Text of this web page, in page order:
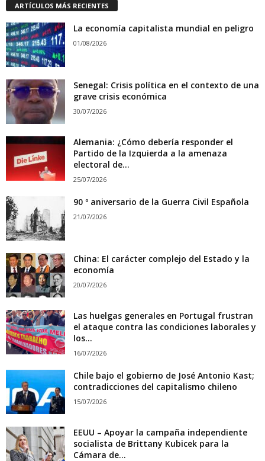
ARTÍCULOS MÁS RECIENTES
La economía capitalista mundial en peligro
01/08/2026
Senegal: Crisis política en el contexto de una
grave crisis económica
30/07/2026
Alemania: ¿Cómo debería responder el
Partido de la Izquierda a la amenaza
electoral de...
25/07/2026
90 º aniversario de la Guerra Civil Española
21/07/2026
China: El carácter complejo del Estado y la
economía
20/07/2026
Las huelgas generales en Portugal frustran
el ataque contra las condiciones laborales y
los...
16/07/2026
Chile bajo el gobierno de José Antonio Kast;
contradicciones del capitalismo chileno
15/07/2026
EEUU – Apoyar la campaña independiente
socialista de Brittany Kubicek para la
Cámara de...